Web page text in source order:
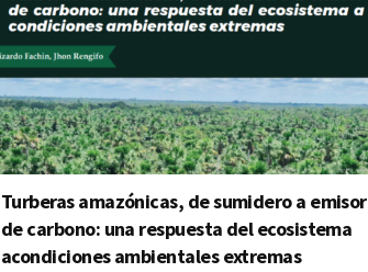
Turberas amazónicas, de sumidero a emisor
de carbono: una respuesta del ecosistema
acondiciones ambientales extremas